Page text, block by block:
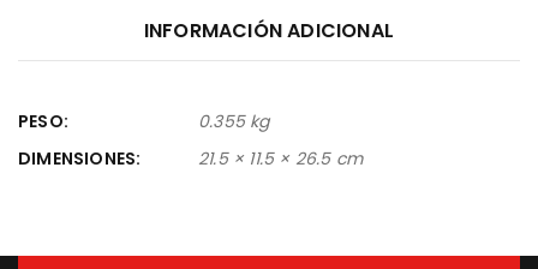
INFORMACIÓN ADICIONAL
PESO
0.355 kg
DIMENSIONES
21.5 × 11.5 × 26.5 cm